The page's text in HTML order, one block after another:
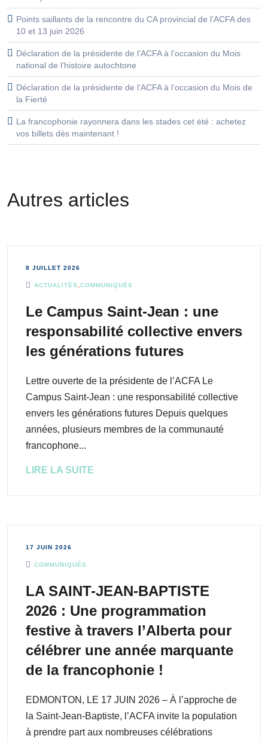
Points saillants de la rencontre du CA provincial de l’ACFA des
10 et 13 juin 2026
Déclaration de la présidente de l’ACFA à l’occasion du Mois
national de l’histoire autochtone
Déclaration de la présidente de l’ACFA à l’occasion du Mois de
la Fierté
La francophonie rayonnera dans les stades cet été : achetez
vos billets dès maintenant !
Autres articles
8 JUILLET 2026
ACTUALITÉS COMMUNIQUÉS
Le Campus Saint-Jean : une
responsabilité collective envers
les générations futures
Lettre ouverte de la présidente de l’ACFA Le
Campus Saint-Jean : une responsabilité collective
envers les générations futures Depuis quelques
années, plusieurs membres de la communauté
francophone...
LIRE LA SUITE
17 JUIN 2026
COMMUNIQUÉS
LA SAINT-JEAN-BAPTISTE
2026 : Une programmation
festive à travers l’Alberta pour
célébrer une année marquante
de la francophonie !
EDMONTON, LE 17 JUIN 2026 – À l’approche de
la Saint-Jean-Baptiste, l’ACFA invite la population
à prendre part aux nombreuses célébrations